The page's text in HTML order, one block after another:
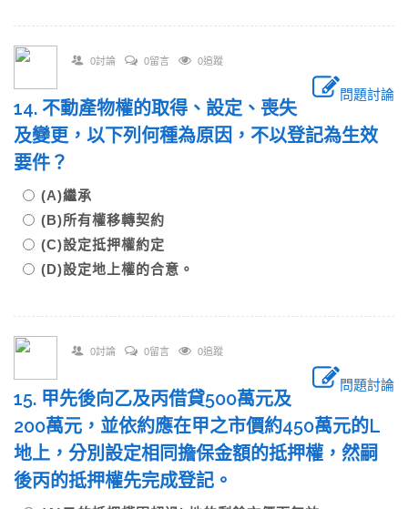
0討論 0留言 0追蹤
問題討論
14. 不動產物權的取得、設定、喪失
及變更，以下列何種為原因，不以登記為生效
要件？
(A)繼承
(B)所有權移轉契約
(C)設定抵押權約定
(D)設定地上權的合意。
0討論 0留言 0追蹤
問題討論
15. 甲先後向乙及丙借貸500萬元及
200萬元，並依約應在甲之市價約450萬元的L
地上，分別設定相同擔保金額的抵押權，然嗣
後丙的抵押權先完成登記。